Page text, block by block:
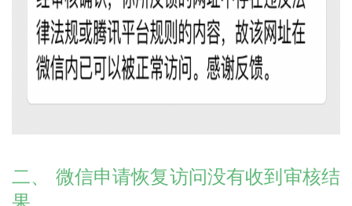
二、 微信申请恢复访问没有收到审核结
果